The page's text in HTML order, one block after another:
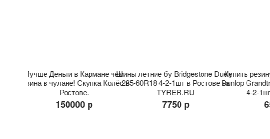
LatitudeЛучше Деньги в Кармане чем
резина в чулане! Скупка Колёс в
Ростове.
150000 р
Шины летние бу Bridgestone Dueler
285-60R18 4-2-1шт в Ростове на
TYRER.RU
7750 р
Купить
Dunlop
4-2-